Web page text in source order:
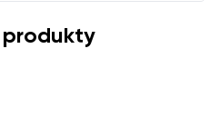
produkty